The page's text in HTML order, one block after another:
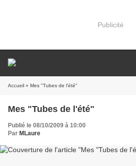
Publicité
Accueil » Mes "Tubes de l'été"
Mes "Tubes de l'été"
Publié le 08/10/2009 à 10:00
Par MLaure